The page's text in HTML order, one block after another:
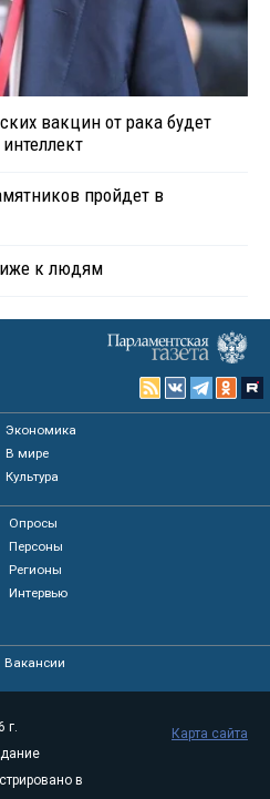
вакцин от рака будет
пройдет в
к людям
Экономика
В мире
Культура
Опросы
Персоны
Регионы
Интервью
Вакансии
г.
в
Карта сайта